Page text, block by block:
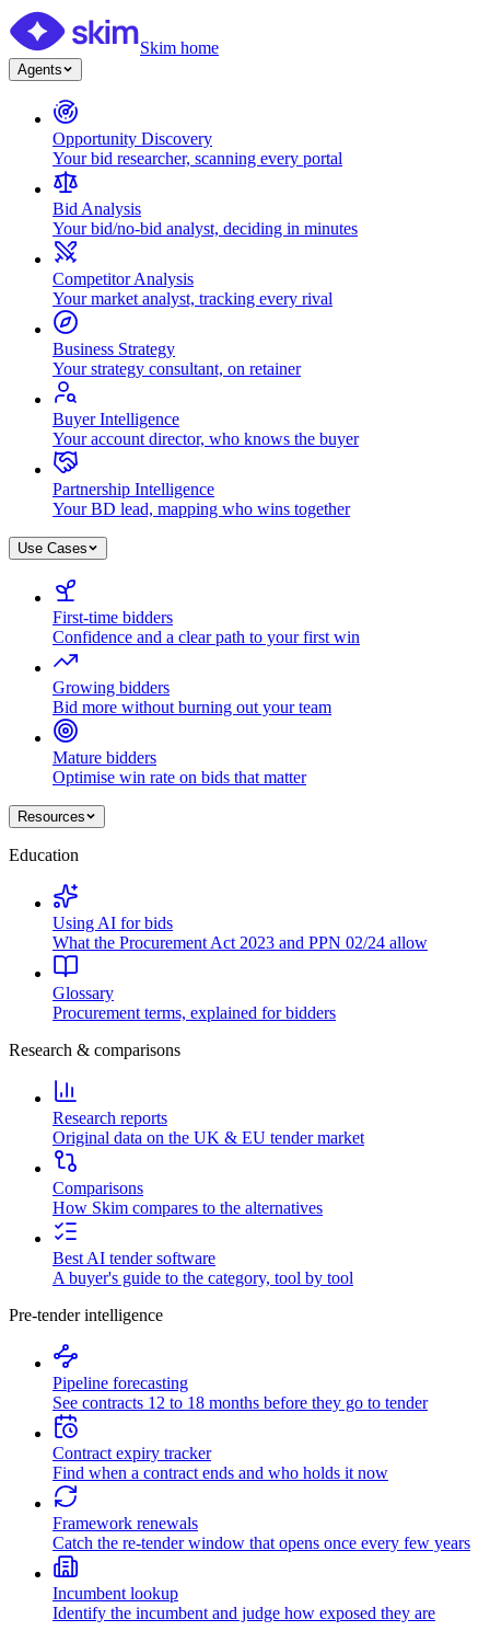
Skim home
Agents
Opportunity Discovery
Your bid researcher, scanning every portal
Bid Analysis
Your bid/no-bid analyst, deciding in minutes
Competitor Analysis
Your market analyst, tracking every rival
Business Strategy
Your strategy consultant, on retainer
Buyer Intelligence
Your account director, who knows the buyer
Partnership Intelligence
Your BD lead, mapping who wins together
Use Cases
First-time bidders
Confidence and a clear path to your first win
Growing bidders
Bid more without burning out your team
Mature bidders
Optimise win rate on bids that matter
Resources
Education
Using AI for bids
What the Procurement Act 2023 and PPN 02/24 allow
Glossary
Procurement terms, explained for bidders
Research & comparisons
Research reports
Original data on the UK & EU tender market
Comparisons
How Skim compares to the alternatives
Best AI tender software
A buyer's guide to the category, tool by tool
Pre-tender intelligence
Pipeline forecasting
See contracts 12 to 18 months before they go to tender
Contract expiry tracker
Find when a contract ends and who holds it now
Framework renewals
Catch the re-tender window that opens once every few years
Incumbent lookup
Identify the incumbent and judge how exposed they are